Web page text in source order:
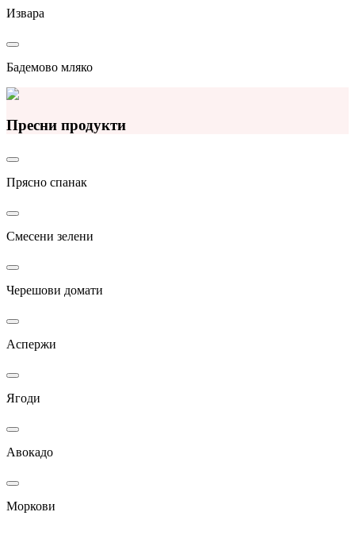
Извара
Бадемово мляко
Пресни продукти
Прясно спанак
Смесени зелени
Черешови домати
Аспержи
Ягоди
Авокадо
Моркови